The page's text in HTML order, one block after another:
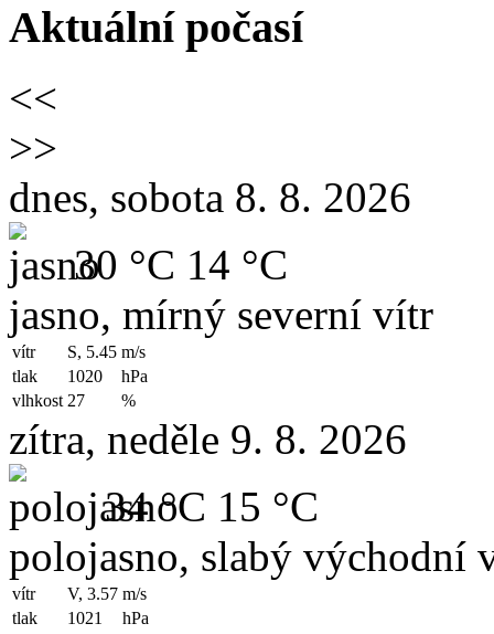
Aktuální počasí
<<
>>
dnes, sobota 8. 8. 2026
30 °C 14 °C
jasno, mírný severní vítr
vítr S, 5.45 m/s
tlak
1020
hPa
vlhkost 27 %
zítra, neděle 9. 8. 2026
34 °C 15 °C
polojasno, slabý východní
vítr V, 3.57 m/s
tlak
1021
hPa